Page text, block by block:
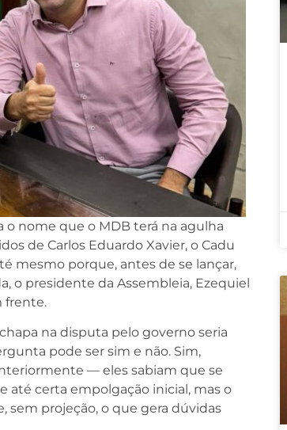
o nome que o MDB terá na agulha
de Carlos Eduardo Xavier, o Cadu
mesmo porque, antes de se lançar,
o presidente da Assembleia, Ezequiel
frente.
na disputa pelo governo seria
pode ser sim e não. Sim,
— eles sabiam que se
até certa empolgação inicial, mas o
sem projeção, o que gera dúvidas